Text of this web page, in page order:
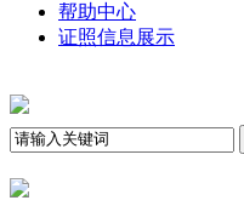
帮助中心
证照信息展示